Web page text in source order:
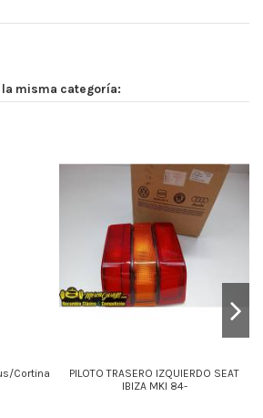
misma categoría:
Cortina
PILOTO TRASERO IZQUIERDO SEAT
IBIZA MKI 84-